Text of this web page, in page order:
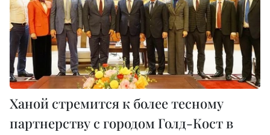
Ханой стремится к более тесному
партнерству с городом Голд-Кост в